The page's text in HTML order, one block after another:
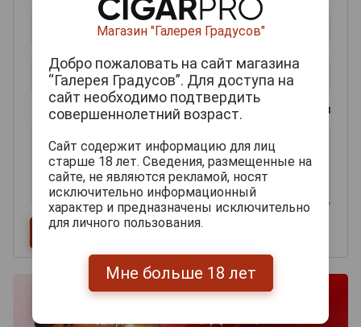
0из 2000 знаков
Магазин "Галерея Градусов"
Добро пожаловать на сайт магазина
“Галерея Градусов”. Для доступа на
сайт необходимо подтвердить
совершеннолетний возраст.
Сайт содержит информацию для лиц
старше 18 лет. Сведения, размещенные на
сайте, не являются рекламой, носят
исключительно информационный
характер и предназначены исключительно
для личного пользования.
Мне больше 18 лет